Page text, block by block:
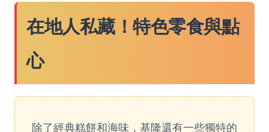
在地人私藏！特色零食與點
心
除了經典糕餅和海味，基隆還有一些獨特的